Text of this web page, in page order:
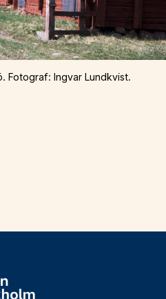
Fotograf: Ingvar Lundkvist.